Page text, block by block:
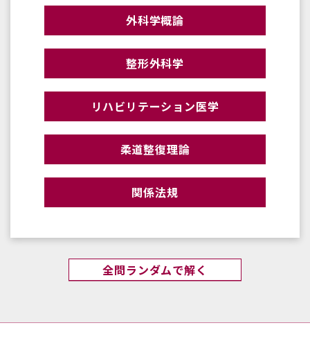
外科学概論
整形外科学
リハビリテーション医学
柔道整復理論
関係法規
全問ランダムで解く